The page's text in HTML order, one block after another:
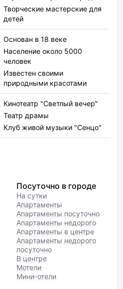
Творческие мастерские для
детей
Основан в 18 веке
Население около 5000
человек
Известен своими
природными красотами
Кинотеатр "Светлый вечер"
Театр драмы
Клуб живой музыки "Сенцо"
Посуточно в городе
На сутки
Апартаменты
Апартаменты посуточно
Апартаменты недорого
Апартаменты в центре
Апартаменты недорого
посуточно
В центре
Мотели
Мини-отели